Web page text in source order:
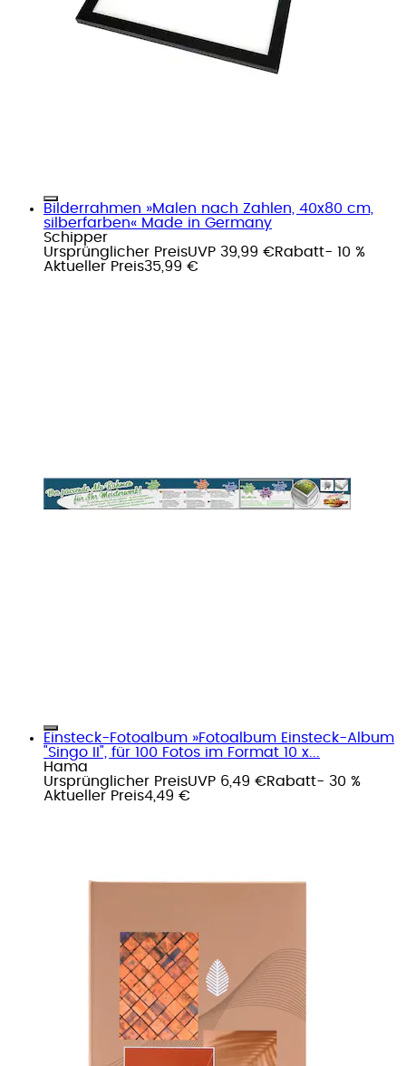
Bilderrahmen »Malen nach Zahlen, 40x80 cm,
silberfarben« Made in Germany
Schipper
Ursprünglicher PreisUVP 39,99 €Rabatt- 10 %
Aktueller Preis35,99 €
Einsteck-Fotoalbum »Fotoalbum Einsteck-Album
"Singo II", für 100 Fotos im Format 10 x...
Hama
Ursprünglicher PreisUVP 6,49 €Rabatt- 30 %
Aktueller Preis4,49 €